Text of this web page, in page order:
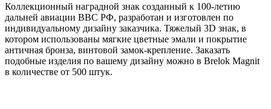
Коллекционный наградной знак созданный к 100-летию
дальней авиации ВВС РФ, разработан и изготовлен по
индивидуальному дизайну заказчика. Тяжелый 3D знак, в
котором использованы мягкие цветные эмали и покрытие
античная бронза, винтовой замок-крепление. Заказать
подобные изделия по вашему дизайну можно в Brelok Magnit
в количестве от 500 штук.